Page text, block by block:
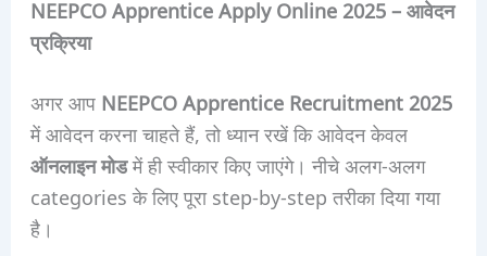
NEEPCO Apprentice Apply Online 2025 – आवेदन
प्रक्रिया
अगर आप NEEPCO Apprentice Recruitment 2025
में आवेदन करना चाहते हैं, तो ध्यान रखें कि आवेदन केवल
ऑनलाइन मोडमें ही स्वीकार किए जाएंगे। नीचे अलग-अलग
categories के लिए पूरा step-by-step तरीका दिया गया
है।